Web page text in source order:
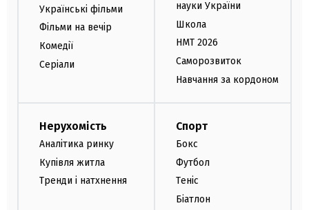
Українські фільми
Фільми на вечір
Комедії
Серіали
науки України
Школа
НМТ 2026
Саморозвиток
Навчання за кордоном
Нерухомість
Аналітика ринку
Купівля житла
Тренди і натхнення
Спорт
Бокс
Футбол
Теніс
Біатлон